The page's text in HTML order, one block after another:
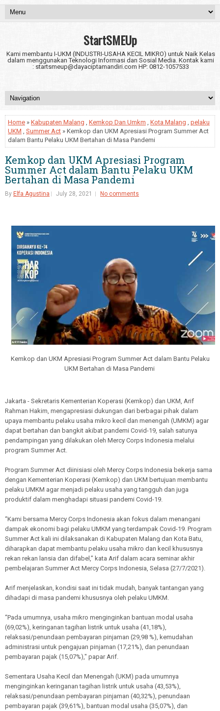
StartSMEUp
Kami membantu I-UKM (INDUSTRI-USAHA KECIL MIKRO) untuk Naik Kelas
dalam menggunakan Teknologi Informasi dan Sosial Media. Kontak kami
: startsmeup@dayaciptamandiri.com HP: 0812-1057533
Home » Kabupaten Malang , Kemkop Dan Umkm , Kota Malang , pelaku
UKM , Summer Act » Kemkop dan UKM Apresiasi Program Summer Act
dalam Bantu Pelaku UKM Bertahan di Masa Pandemi
Kemkop dan UKM Apresiasi Program
Summer Act dalam Bantu Pelaku UKM
Bertahan di Masa Pandemi
By Elfa Agustina July 28, 2021 No comments
Kemkop dan UKM Apresiasi Program Summer Act dalam Bantu Pelaku
UKM Bertahan di Masa Pandemi
Jakarta - Sekretaris Kementerian Koperasi (Kemkop) dan UKM, Arif
Rahman Hakim, mengapresiasi dukungan dari berbagai pihak dalam
upaya membantu pelaku usaha mikro kecil dan menengah (UMKM) agar
dapat bertahan dan bangkit akibat pandemi Covid-19, salah satunya
pendampingan yang dilakukan oleh Mercy Corps Indonesia melalui
program Summer Act.
Program Summer Act diinisiasi oleh Mercy Corps Indonesia bekerja sama
dengan Kementerian Koperasi (Kemkop) dan UKM bertujuan membantu
pelaku UMKM agar menjadi pelaku usaha yang tangguh dan juga
produktif dalam menghadapi situasi pandemi Covid-19.
“Kami bersama Mercy Corps Indonesia akan fokus dalam menangani
dampak ekonomi bagi pelaku UMKM yang terdampak Covid-19. Program
Summer Act kali ini dilaksanakan di Kabupaten Malang dan Kota Batu,
diharapkan dapat membantu pelaku usaha mikro dan kecil khususnya
rekan rekan lansia dan difabel,” kata Arif dalam acara seminar akhir
pembelajaran Summer Act Mercy Corps Indonesia, Selasa (27/7/2021).
Arif menjelaskan, kondisi saat ini tidak mudah, banyak tantangan yang
dihadapi di masa pandemi khususnya oleh pelaku UMKM.
“Pada umumnya, usaha mikro menginginkan bantuan modal usaha
(69,02%), keringanan tagihan listrik untuk usaha (41,18%),
relaksasi/penundaan pembayaran pinjaman (29,98 %), kemudahan
administrasi untuk pengajuan pinjaman (17,21%), dan penundaan
pembayaran pajak (15,07%)," papar Arif.
Sementara Usaha Kecil dan Menengah (UKM) pada umumnya
menginginkan keringanan tagihan listrik untuk usaha (43,53%),
relaksasi/penundaan pembayaran pinjaman (40,32%), penundaan
pembayaran pajak (39,61%), bantuan modal usaha (35,07%), dan